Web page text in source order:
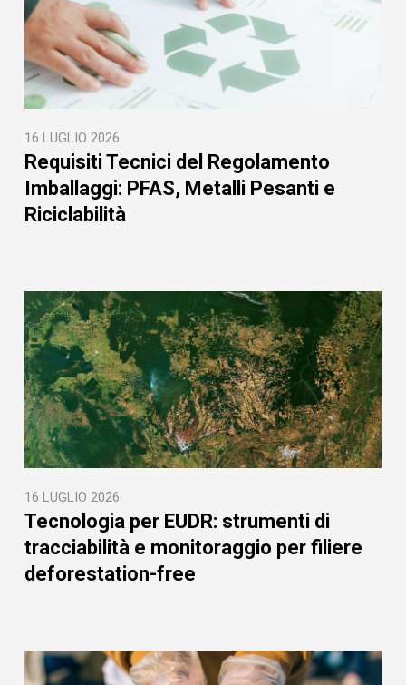
16 LUGLIO 2026
Requisiti Tecnici del Regolamento
Imballaggi: PFAS, Metalli Pesanti e
Riciclabilità
16 LUGLIO 2026
Tecnologia per EUDR: strumenti di
tracciabilità e monitoraggio per filiere
deforestation-free